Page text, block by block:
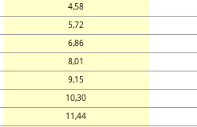
4,58
5,72
6,86
8,01
9,15
10,30
11,44